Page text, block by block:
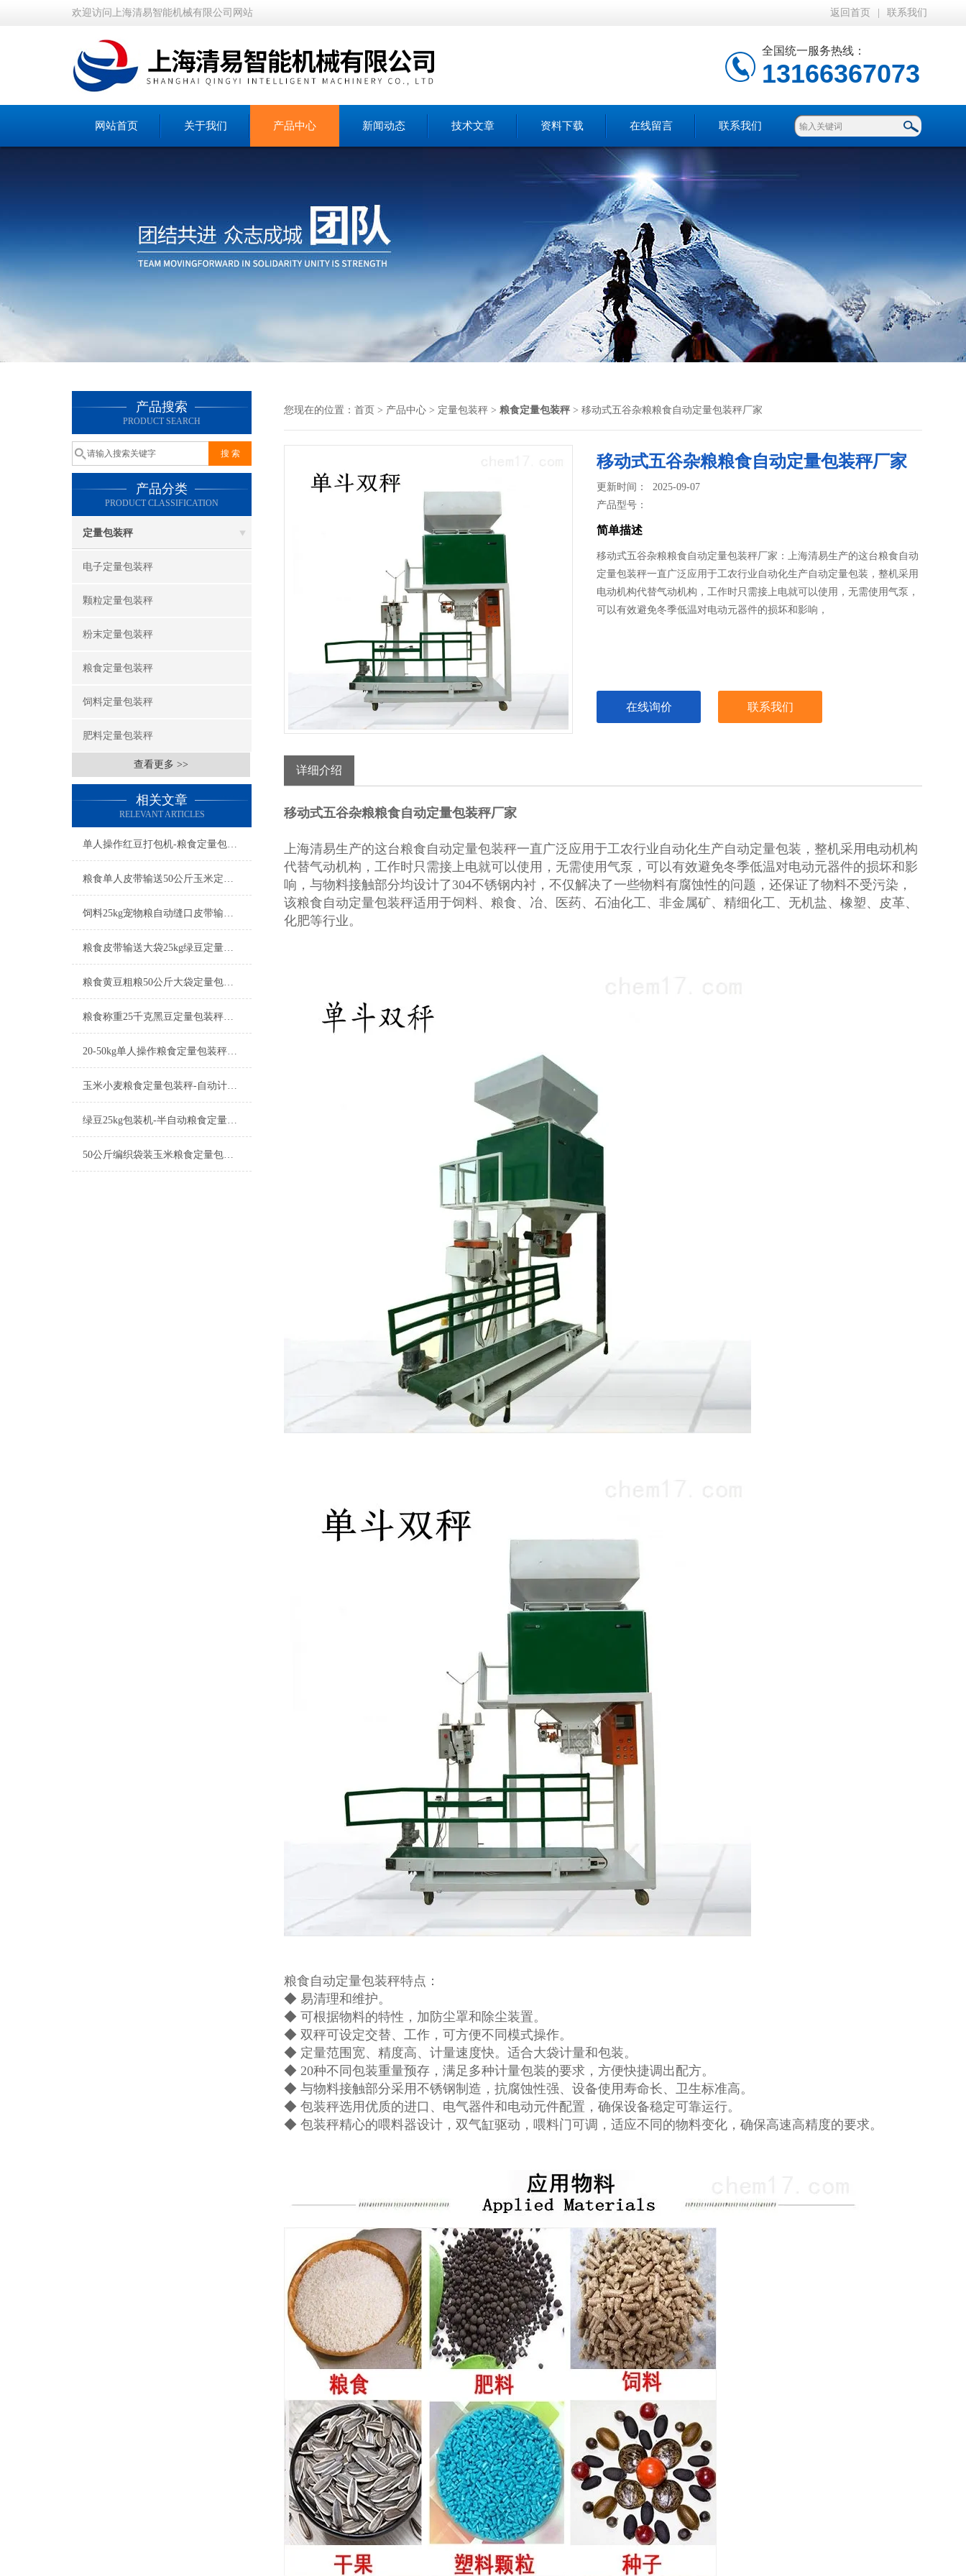
欢迎访问上海清易智能机械有限公司网站 返回首页 联系我们
全国统一服务热线：
13166367073
网站首页 关于我们 产品中心 新闻动态 技术文章 资料下载 在线留言 联系我们
产品搜索
PRODUCT SEARCH
产品分类
PRODUCT CLASSIFICATION
定量包装秤
电子定量包装秤
颗粒定量包装秤
粉末定量包装秤
粮食定量包装秤
饲料定量包装秤
肥料定量包装秤
查看更多 >>
相关文章
RELEVANT ARTICLES
单人操作红豆打包机-粮食定量包装秤简介
粮食单人皮带输送50公斤玉米定量包装秤产品简介
饲料25kg宠物粮自动缝口皮带输送定量包装秤厂家
粮食皮带输送大袋25kg绿豆定量包装秤工厂生产
粮食黄豆粗粮50公斤大袋定量包装秤产品简介
粮食称重25千克黑豆定量包装秤工厂生产
20-50kg单人操作粮食定量包装秤产品简介
玉米小麦粮食定量包装秤-自动计量称重一体机厂家
绿豆25kg包装机-半自动粮食定量包装秤产品简介
50公斤编织袋装玉米粮食定量包装秤产品简介
您现在的位置： 首页 > 产品中心 > 定量包装秤 > 粮食定量包装秤 > 移动式五谷杂粮粮食自动定量包装秤厂家
移动式五谷杂粮粮食自动定量包装秤厂家
更新时间： 2025-09-07
产品型号：
简单描述
移动式五谷杂粮粮食自动定量包装秤厂家：上海清易生产的这台粮食自动
定量包装秤一直广泛应用于工农行业自动化生产自动定量包装，整机采用
电动机构代替气动机构，工作时只需接上电就可以使用，无需使用气泵，
可以有效避免冬季低温对电动元器件的损坏和影响，
在线询价 联系我们
详细介绍
移动式五谷杂粮粮食自动定量包装秤厂家
上海清易生产的这台粮食自动定量包装秤一直广泛应用于工农行业自动化生产自动定量包装，整机采用电动机构
代替气动机构，工作时只需接上电就可以使用，无需使用气泵，可以有效避免冬季低温对电动元器件的损坏和影
响，与物料接触部分均设计了304不锈钢内衬，不仅解决了一些物料有腐蚀性的问题，还保证了物料不受污染，
该粮食自动定量包装秤适用于饲料、粮食、冶、医药、石油化工、非金属矿、精细化工、无机盐、橡塑、皮革、
化肥等行业。
粮食自动定量包装秤特点：
◆ 易清理和维护。
◆ 可根据物料的特性，加防尘罩和除尘装置。
◆ 双秤可设定交替、工作，可方便不同模式操作。
◆ 定量范围宽、精度高、计量速度快。适合大袋计量和包装。
◆ 20种不同包装重量预存，满足多种计量包装的要求，方便快捷调出配方。
◆ 与物料接触部分采用不锈钢制造，抗腐蚀性强、设备使用寿命长、卫生标准高。
◆ 包装秤选用优质的进口、电气器件和电动元件配置，确保设备稳定可靠运行。
◆ 包装秤精心的喂料器设计，双气缸驱动，喂料门可调，适应不同的物料变化，确保高速高精度的要求。